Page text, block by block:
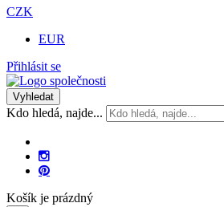
CZK
EUR
Přihlásit se
Vyhledat
Kdo hledá, najde...
Košík je prázdný